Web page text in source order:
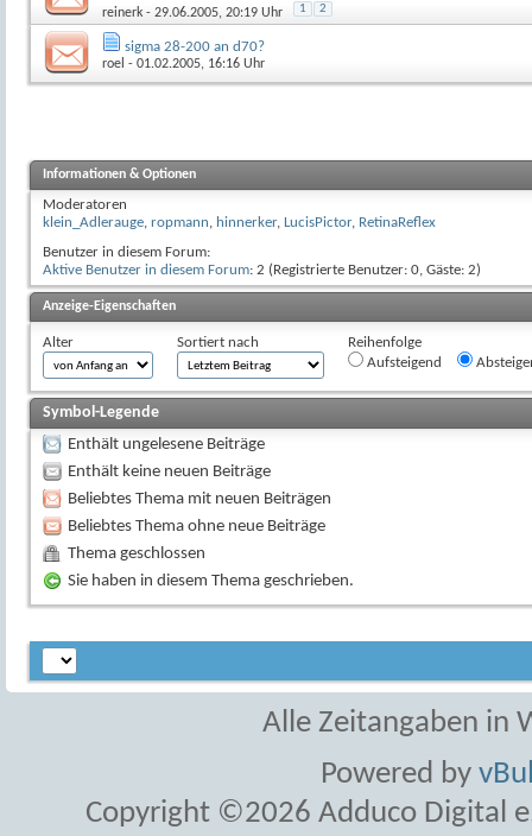
reinerk - 29.06.2005, 20:19 Uhr 1 2
sigma 28-200 an d70?
roel - 01.02.2005, 16:16 Uhr
Informationen & Optionen
Moderatoren
klein_Adlerauge, ropmann, hinnerker, LucisPictor, RetinaReflex
Benutzer in diesem Forum:
Aktive Benutzer in diesem Forum: 2 (Registrierte Benutzer: 0, Gäste: 2)
Anzeige-Eigenschaften
Alter Sortiert nach
Reihenfolge
Aufsteigend
Symbol-Legende
Enthält ungelesene Beiträge
Enthält keine neuen Beiträge
Beliebtes Thema mit neuen Beiträgen
Beliebtes Thema ohne neue Beiträge
Thema geschlossen
Sie haben in diesem Thema geschrieben.
Alle Zeitangaben in
Powered by
Copyright ©2026 Adduco Digital